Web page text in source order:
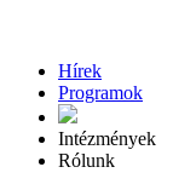
Hírek
Programok
Intézmények
Rólunk